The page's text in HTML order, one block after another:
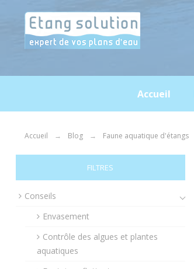
Accueil
Accueil Blog Faune aquatique d'étangs
FILTRES
Conseils
Envasement
Contrôle des algues et plantes
aquatiques